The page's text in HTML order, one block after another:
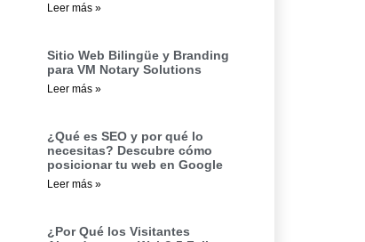
Leer más »
Sitio Web Bilingüe y Branding
para VM Notary Solutions
Leer más »
¿Qué es SEO y por qué lo
necesitas? Descubre cómo
posicionar tu web en Google
Leer más »
¿Por Qué los Visitantes